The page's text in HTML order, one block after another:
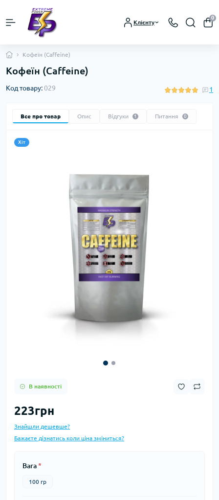
Клієнту
0
Кофеїн (Caffeine)
Кофеїн (Caffeine)
Код товару:029 1
Все про товар Опис Відгуки 1 Питання 0
Хіт
В наявності
223грн
Знайшли дешевше?
Бажаєте дізнатись коли ціна зміниться?
Вага*
100 гр